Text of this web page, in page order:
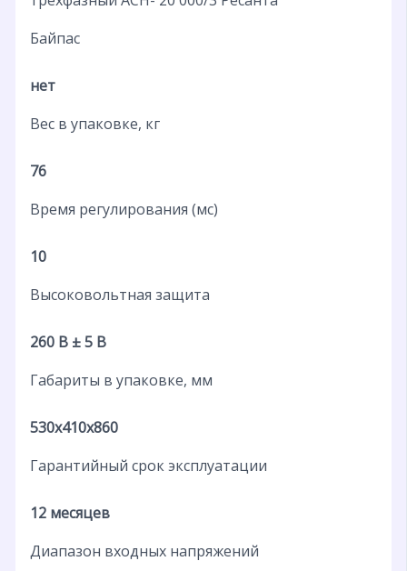
Байпас
нет
Вес в упаковке, кг
76
Время регулирования (мс)
10
Высоковольтная защита
260 В ± 5 В
Габариты в упаковке, мм
530x410x860
Гарантийный срок эксплуатации
12 месяцев
Диапазон входных напряжений